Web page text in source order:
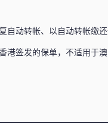
自动转帐、以自动转帐缴
港签发的保单，不适用于